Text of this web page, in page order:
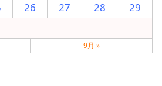
26 27 28
29
9月 »